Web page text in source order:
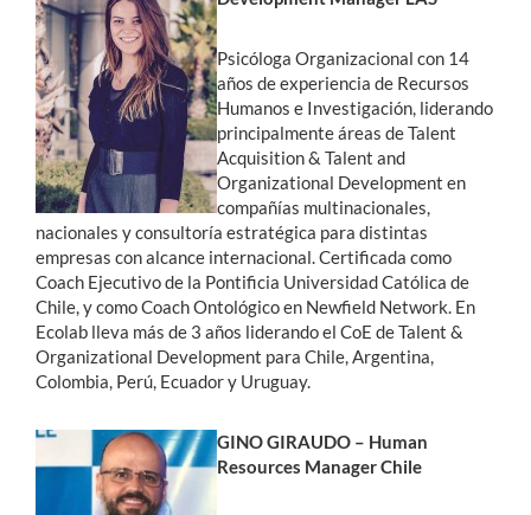
Psicóloga Organizacional con 14
años de experiencia de Recursos
Humanos e Investigación, liderando
principalmente áreas de Talent
Acquisition & Talent and
Organizational Development en
compañías multinacionales,
nacionales y consultoría estratégica para distintas
empresas con alcance internacional. Certificada como
Coach Ejecutivo de la Pontificia Universidad Católica de
Chile, y como Coach Ontológico en Newfield Network. En
Ecolab lleva más de 3 años liderando el CoE de Talent &
Organizational Development para Chile, Argentina,
Colombia, Perú, Ecuador y Uruguay.
GINO GIRAUDO – Human
Resources Manager Chile